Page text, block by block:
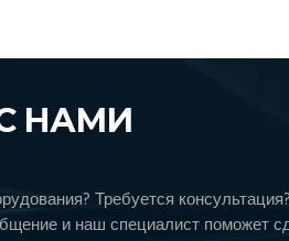
НАМИ
Требуется
и наш специалист поможет